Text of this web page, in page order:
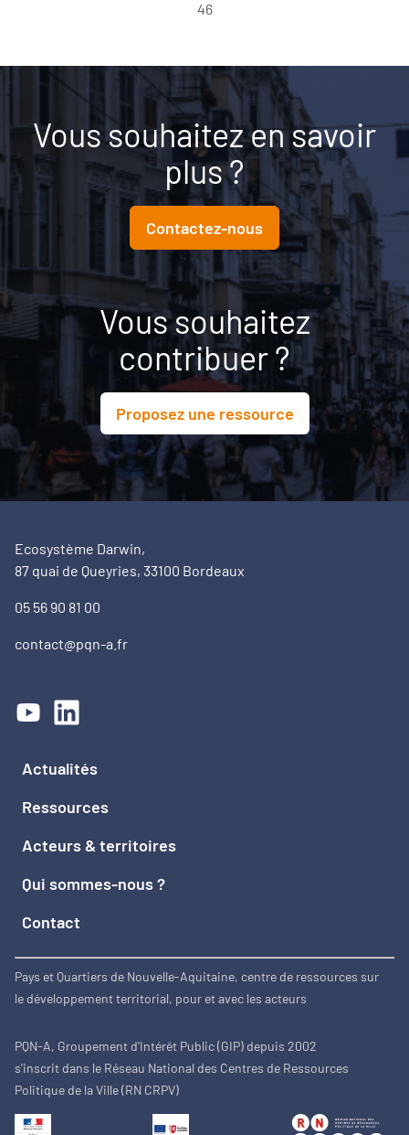
46
Vous souhaitez en savoir
plus ?
Contactez-nous
Vous souhaitez
contribuer ?
Proposez une ressource
Ecosystème Darwin,
87 quai de Queyries, 33100 Bordeaux
05 56 90 81 00
contact@pqn-a.fr
Actualités
Ressources
Acteurs & territoires
Qui sommes-nous ?
Contact
Pays et Quartiers de Nouvelle-Aquitaine, centre de ressources sur
le développement territorial, pour et avec les acteurs
PQN-A, Groupement d'Intérêt Public (GIP) depuis 2002
s'inscrit dans le Réseau National des Centres de Ressources
Politique de la Ville (RN CRPV)